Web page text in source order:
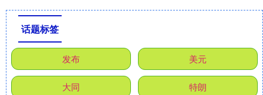
话题标签
发布 美元
大同 特朗